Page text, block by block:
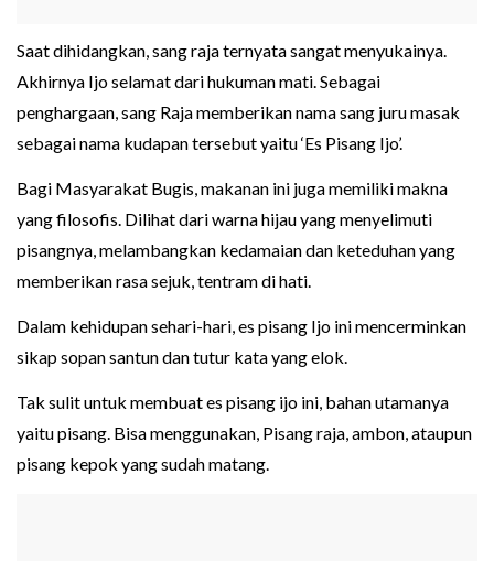
Saat dihidangkan, sang raja ternyata sangat menyukainya.
Akhirnya Ijo selamat dari hukuman mati. Sebagai
penghargaan, sang Raja memberikan nama sang juru masak
sebagai nama kudapan tersebut yaitu ‘Es Pisang Ijo’.
Bagi Masyarakat Bugis, makanan ini juga memiliki makna
yang filosofis. Dilihat dari warna hijau yang menyelimuti
pisangnya, melambangkan kedamaian dan keteduhan yang
memberikan rasa sejuk, tentram di hati.
Dalam kehidupan sehari-hari, es pisang Ijo ini mencerminkan
sikap sopan santun dan tutur kata yang elok.
Tak sulit untuk membuat es pisang ijo ini, bahan utamanya
yaitu pisang. Bisa menggunakan, Pisang raja, ambon, ataupun
pisang kepok yang sudah matang.